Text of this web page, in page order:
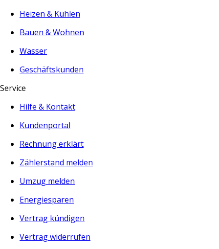
Heizen & Kühlen
Bauen & Wohnen
Wasser
Geschäftskunden
Service
Hilfe & Kontakt
Kundenportal
Rechnung erklärt
Zählerstand melden
Umzug melden
Energiesparen
Vertrag kündigen
Vertrag widerrufen